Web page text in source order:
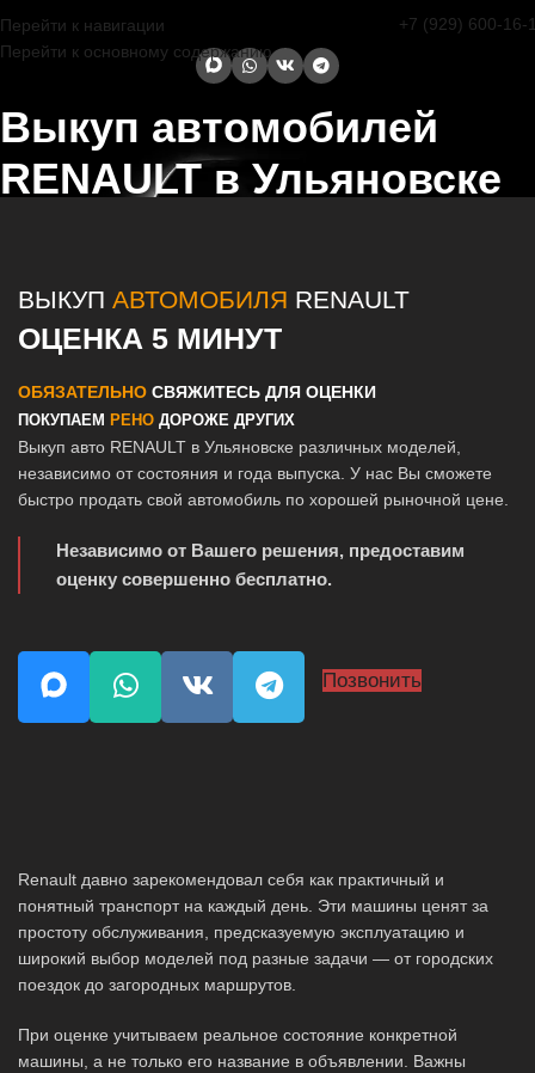
Перейти к навигации
Перейти к основному содержанию
+7 (929) 600-16-
Выкуп автомобилей
RENAULT в Ульяновске
ВЫКУП АВТОМОБИЛЯ RENAULT
ОЦЕНКА 5 МИНУТ
ОБЯЗАТЕЛЬНО СВЯЖИТЕСЬ ДЛЯ ОЦЕНКИ
ПОКУПАЕМ РЕНО ДОРОЖЕ ДРУГИХ
Выкуп авто RENAULT в Ульяновске различных моделей,
независимо от состояния и года выпуска. У нас Вы сможете
быстро продать свой автомобиль по хорошей рыночной цене.
Независимо от Вашего решения, предоставим
оценку совершенно бесплатно.
Позвонить
Renault давно зарекомендовал себя как практичный и
понятный транспорт на каждый день. Эти машины ценят за
простоту обслуживания, предсказуемую эксплуатацию и
широкий выбор моделей под разные задачи — от городских
поездок до загородных маршрутов.
При оценке учитываем реальное состояние конкретной
машины, а не только его название в объявлении. Важны